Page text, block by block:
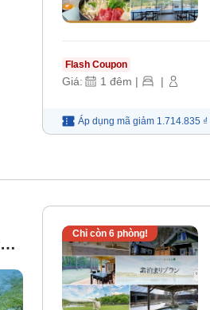
Flash Coupon
Giá: 1 đêm | |
Áp dụng mã giảm 1.714.835 ₫
Chỉ còn 6phòng!